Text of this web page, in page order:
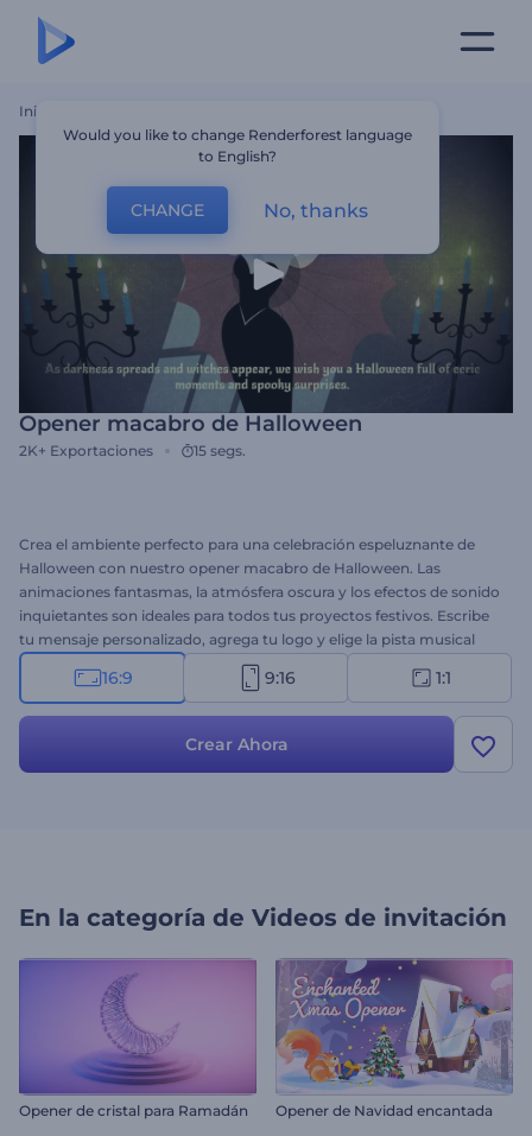
Inicio
Opener macabro de Halloween
2K+ Exportaciones 15 segs.
Crea el ambiente perfecto para una celebración espeluznante de
Halloween con nuestro opener macabro de Halloween. Las
animaciones fantasmas, la atmósfera oscura y los efectos de sonido
inquietantes son ideales para todos tus proyectos festivos. Escribe
tu mensaje personalizado, agrega tu logo y elige la pista musical
que mejor se adapte para una apertura única de Halloween.
Perfecto para videos de saludos navideños, invitaciones a fiestas,
16:9 9:16 1:1
Crear Ahora
En la categoría de Videos de invitación
Opener de cristal para Ramadán Opener de Navidad encantada
Would you like to change Renderforest language
to English?
CHANGE No, thanks